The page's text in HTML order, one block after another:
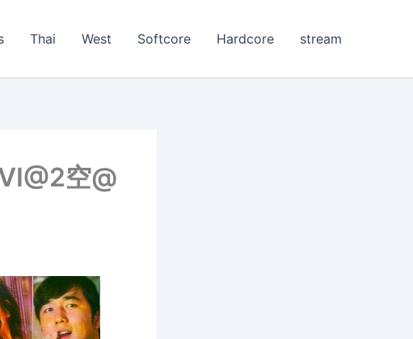
Thai West Softcore Hardcore stream
空@